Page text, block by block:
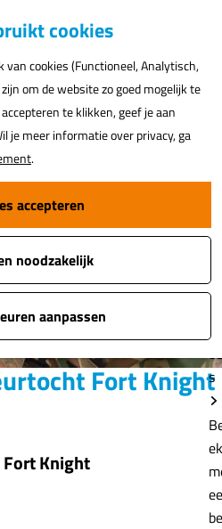
cookies
van cookies (Functioneel, Analytisch,
om de website zo goed mogelijk te
te klikken, geef je aan
je meer informatie over privacy, ga
.
accepteren
noodzakelijk
aanpassen
F
v
o
r
i
e
t
e
n
Z
e
k
e
n
MENU
s
Fort Knight
als favoriet
Knight